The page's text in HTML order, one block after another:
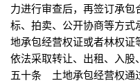
力进行审查后，再签订
标、拍卖、公开协商等方
地承包经营权证或者林权证
依法采取转让、出租、入
五十条 土地承包经营权通